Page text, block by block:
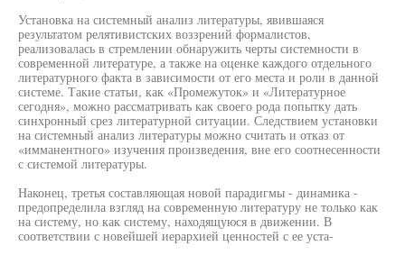
Установка на системный анализ литературы, явившаяся
результатом релятивистских воззрений формалистов,
реализовалась в стремлении обнаружить черты системности в
современной литературе, а также на оценке каждого отдельного
литературного факта в зависимости от его места и роли в данной
системе. Такие статьи, как «Промежуток» и «Литературное
сегодня», можно рассматривать как своего рода попытку дать
синхронный срез литературной ситуации. Следствием установки
на системный анализ литературы можно считать и отказ от
«имманентного» изучения произведения, вне его соотнесенности
с системой литературы.
Наконец, третья составляющая новой парадигмы - динамика -
предопределила взгляд на современную литературу не только как
на систему, но как систему, находящуюся в движении. В
соответствии с новейшей иерархией ценностей с ее уста-